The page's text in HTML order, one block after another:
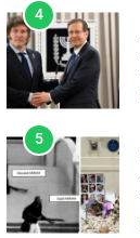
4
5